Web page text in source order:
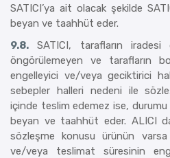
SATICI’ya ait olacak şekilde
beyan ve taahhüt eder.
9.8. SATICI, tarafların iradesi
öngörülemeyen ve tarafların
engelleyici ve/veya geciktirici
sebepler halleri nedeni ile
içinde teslim edemez ise, durumu
beyan ve taahhüt eder. ALICI
sözleşme konusu ürünün
ve/veya teslimat süresinin